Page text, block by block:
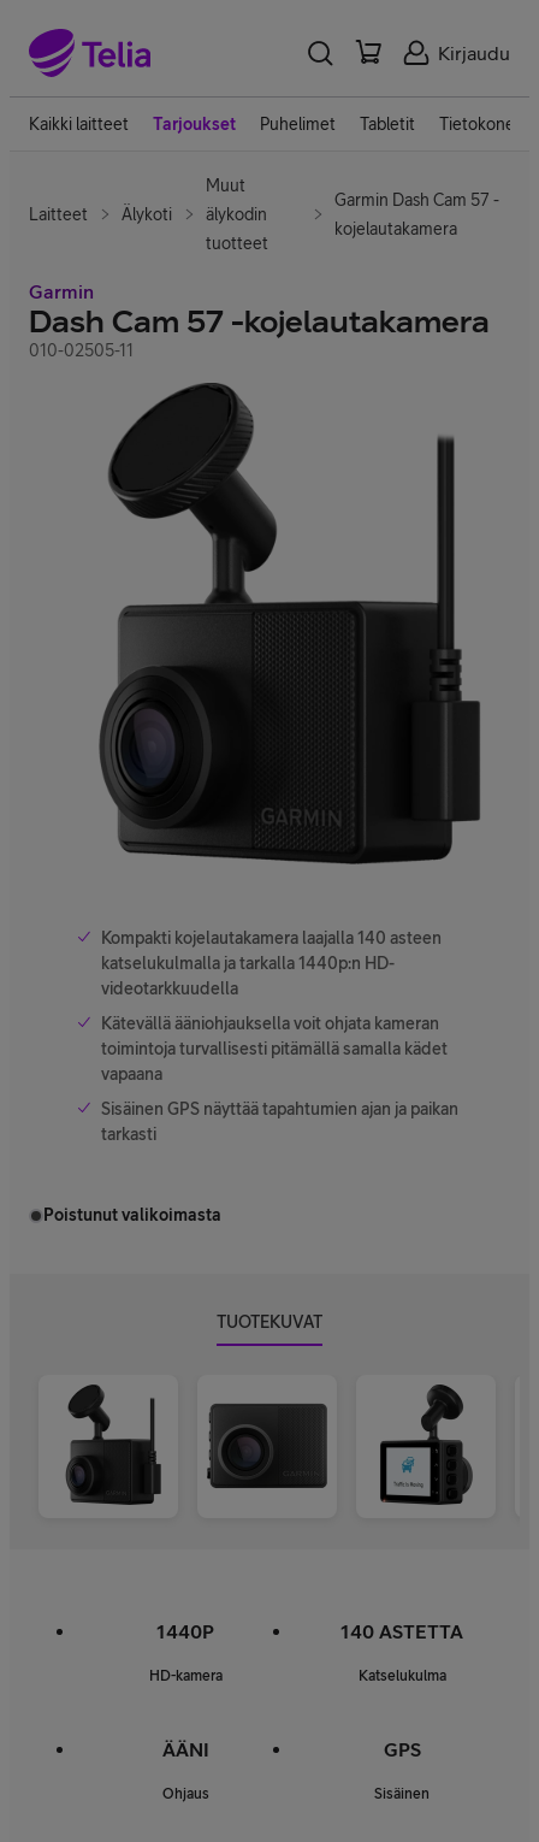
Kirjaudu
Kaikki laitteet Tarjoukset Puhelimet Tabletit Tietokoneet
Laitteet Älykoti
Muut
älykodin
tuotteet
Garmin Dash Cam 57 -
kojelautakamera
Garmin
Dash Cam 57 -kojelautakamera
010-02505-11
Kompakti kojelautakamera laajalla 140 asteen
katselukulmalla ja tarkalla 1440p:n HD-
videotarkkuudella
Kätevällä ääniohjauksella voit ohjata kameran
toimintoja turvallisesti pitämällä samalla kädet
vapaana
Sisäinen GPS näyttää tapahtumien ajan ja paikan
tarkasti
Poistunut valikoimasta
TUOTEKUVAT
1440P
HD-kamera
140 ASTETTA
Katselukulma
ÄÄNI
Ohjaus
GPS
Sisäinen